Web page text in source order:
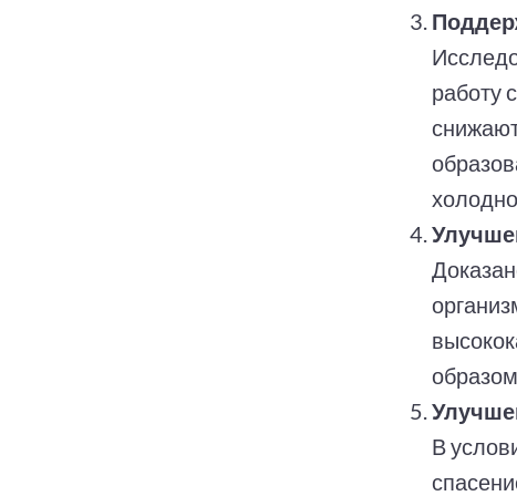
работу
В